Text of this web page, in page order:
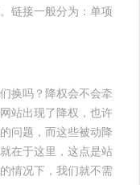
链接一般分为：单项
换吗？降权会不会牵
站出现了降权，也许
问题，而这些被动降
在于这里，这点是站
情况下，我们就不需